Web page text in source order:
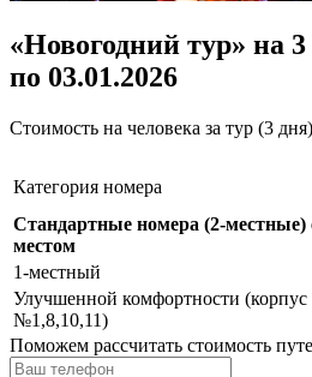
«Новогодний тур» на 3
по 03.01.2026
Стоимость на человека за тур (3
Категория номера
Стандартные номера (2-местные)
местом
1-местный
Улучшенной комфортности (корпус
№1,8,10,11)
Поможем рассчитать стоимость